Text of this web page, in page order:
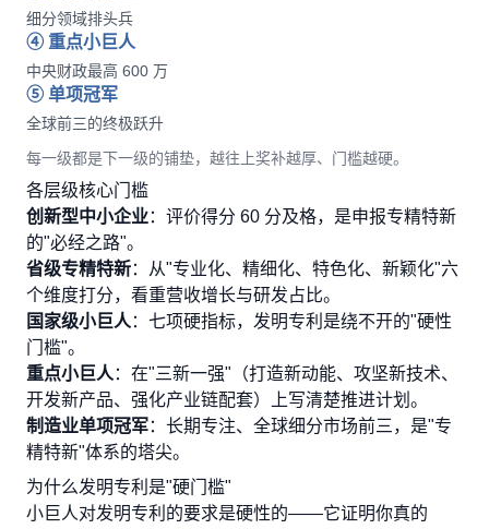
细分领域排头兵
④ 重点小巨人
中央财政最高 600 万
⑤ 单项冠军
全球前三的终极跃升
每一级都是下一级的铺垫，越往上奖补越厚、门槛越硬。
各层级核心门槛
创新型中小企业：评价得分 60 分及格，是申报专精特新
的"必经之路"。
省级专精特新：从"专业化、精细化、特色化、新颖化"六
个维度打分，看重营收增长与研发占比。
国家级小巨人 ：七项硬指标，发明专利是绕不开的"硬性
门槛"。
重点小巨人 ：在"三新一强"（打造新动能、攻坚新技术、
开发新产品、强化产业链配套）上写清楚推进计划。
制造业单项冠军：长期专注、全球细分市场前三，是"专
精特新"体系的塔尖。
为什么发明专利是"硬门槛"
小巨人对发明专利的要求是硬性的——它证明你真的